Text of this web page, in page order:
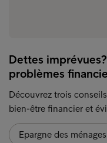
Dettes
problèmes
Découvrez trois
bien-être financier et
Epargne des ménages